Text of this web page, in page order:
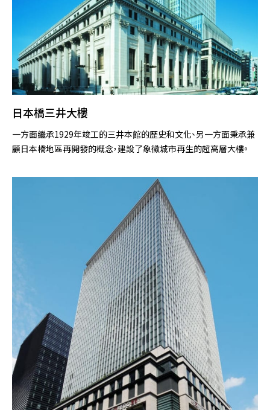
日本橋三井大樓
一方面繼承1929年竣工的三井本館的歷史和文化、另一方面秉承兼
顧日本橋地區再開發的概念，建設了象徵城市再生的超高層大樓。